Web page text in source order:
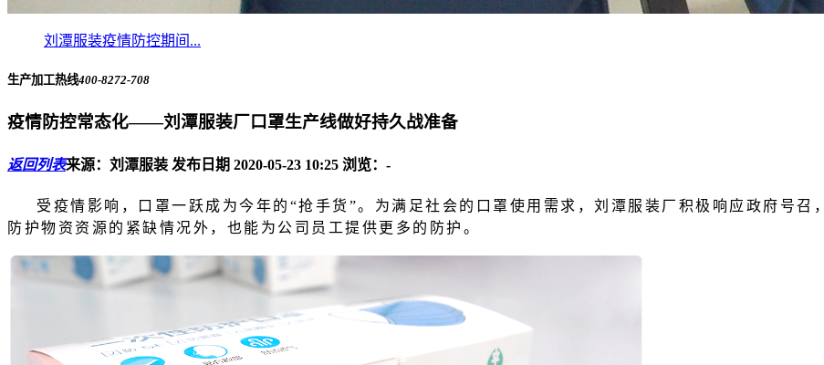
刘潭服装疫情防控期间...
生产加工热线400-8272-708
疫情防控常态化——刘潭服装厂口罩生产线做好持久战准备
返回列表来源：刘潭服装 发布日期 2020-05-23 10:25 浏览： -
受疫情影响，口罩一跃成为今年的“抢手货”。为满足社会的口罩使用需求，刘潭服装厂积极响应政府号
防护物资资源的紧缺情况外，也能为公司员工提供更多的防护。